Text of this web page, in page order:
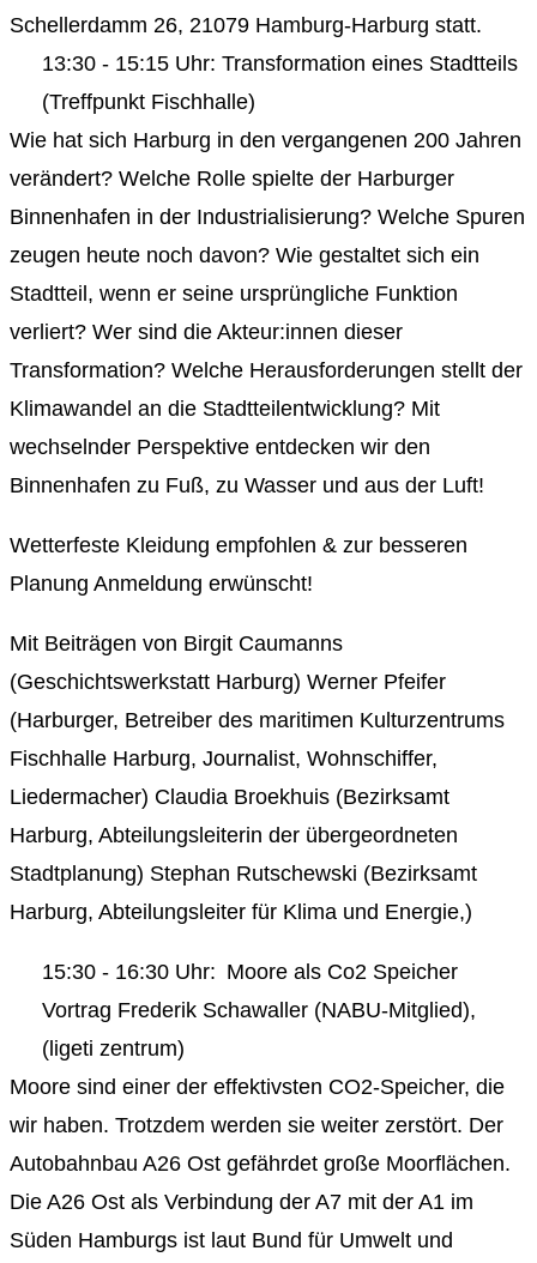
Schellerdamm 26, 21079 Hamburg-Harburg statt.
13:30 - 15:15 Uhr: Transformation eines Stadtteils
(Treffpunkt Fischhalle)
Wie hat sich Harburg in den vergangenen 200 Jahren
verändert? Welche Rolle spielte der Harburger
Binnenhafen in der Industrialisierung? Welche Spuren
zeugen heute noch davon? Wie gestaltet sich ein
Stadtteil, wenn er seine ursprüngliche Funktion
verliert? Wer sind die Akteur:innen dieser
Transformation? Welche Herausforderungen stellt der
Klimawandel an die Stadtteilentwicklung? Mit
wechselnder Perspektive entdecken wir den
Binnenhafen zu Fuß, zu Wasser und aus der Luft!
Wetterfeste Kleidung empfohlen & zur besseren
Planung Anmeldung erwünscht!
Mit Beiträgen von Birgit Caumanns
(Geschichtswerkstatt Harburg) Werner Pfeifer
(Harburger, Betreiber des maritimen Kulturzentrums
Fischhalle Harburg, Journalist, Wohnschiffer,
Liedermacher) Claudia Broekhuis (Bezirksamt
Harburg, Abteilungsleiterin der übergeordneten
Stadtplanung) Stephan Rutschewski (Bezirksamt
Harburg, Abteilungsleiter für Klima und Energie,)
15:30 - 16:30 Uhr: Moore als Co2 Speicher
Vortrag Frederik Schawaller (NABU-Mitglied),
(ligeti zentrum)
Moore sind einer der effektivsten CO2-Speicher, die
wir haben. Trotzdem werden sie weiter zerstört. Der
Autobahnbau A26 Ost gefährdet große Moorflächen.
Die A26 Ost als Verbindung der A7 mit der A1 im
Süden Hamburgs ist laut Bund für Umwelt und